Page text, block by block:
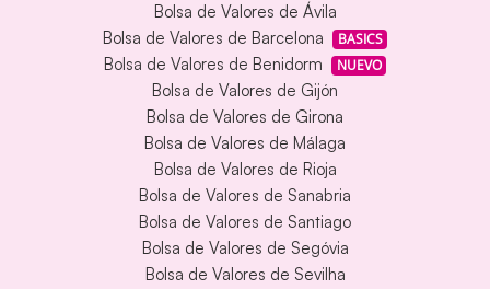
Bolsa de Valores de Ávila
Bolsa de Valores de Barcelona
BASICS
Bolsa de Valores de Benidorm NUEVO
Bolsa de Valores de Gijón
Bolsa de Valores de Girona
Bolsa de Valores de Málaga
Bolsa de Valores de Rioja
Bolsa de Valores de Sanabria
Bolsa de Valores de Santiago
Bolsa de Valores de Segóvia
Bolsa de Valores de Sevilha